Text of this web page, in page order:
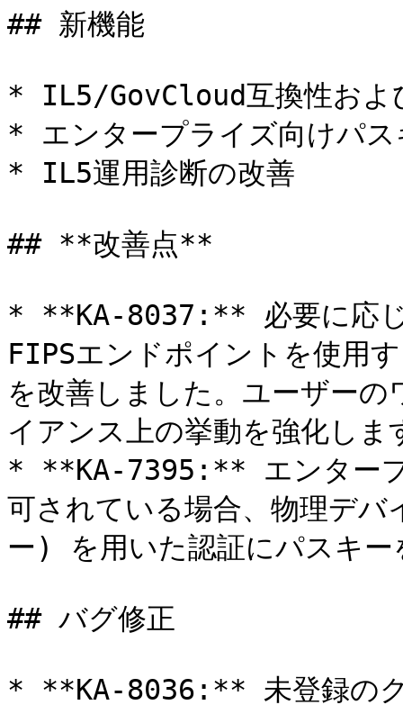
## 新機能
* IL5/GovCloud互換性およ
* エンタープライズ向けパス
* IL5運用診断の改善
## **改善点**
* **KA-8037:** 必要に応じ
FIPSエンドポイントを使用
を改善しました。ユーザー
イアンス上の挙動を強化しま
* **KA-7395:** エンタープ
可されている場合、物理デ
ー) を用いた認証にパスキー
## バグ修正
* **KA-8036:** 未登録のク